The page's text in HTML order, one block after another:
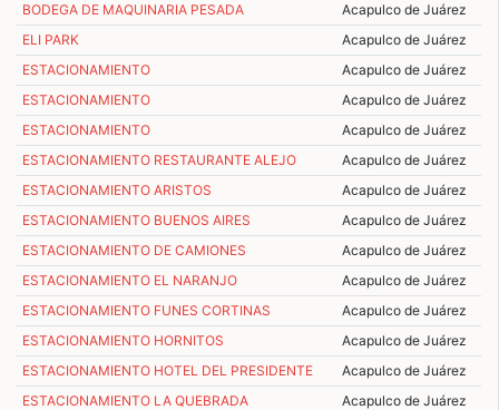
BODEGA DE MAQUINARIA PESADA
Acapulco de Juárez
ELI PARK
Acapulco de Juárez
ESTACIONAMIENTO
Acapulco de Juárez
ESTACIONAMIENTO
Acapulco de Juárez
ESTACIONAMIENTO
Acapulco de Juárez
ESTACIONAMIENTO RESTAURANTE ALEJO
Acapulco de Juárez
ESTACIONAMIENTO ARISTOS
Acapulco de Juárez
ESTACIONAMIENTO BUENOS AIRES
Acapulco de Juárez
ESTACIONAMIENTO DE CAMIONES
Acapulco de Juárez
ESTACIONAMIENTO EL NARANJO
Acapulco de Juárez
ESTACIONAMIENTO FUNES CORTINAS
Acapulco de Juárez
ESTACIONAMIENTO HORNITOS
Acapulco de Juárez
ESTACIONAMIENTO HOTEL DEL PRESIDENTE
Acapulco de Juárez
ESTACIONAMIENTO LA QUEBRADA
Acapulco de Juárez